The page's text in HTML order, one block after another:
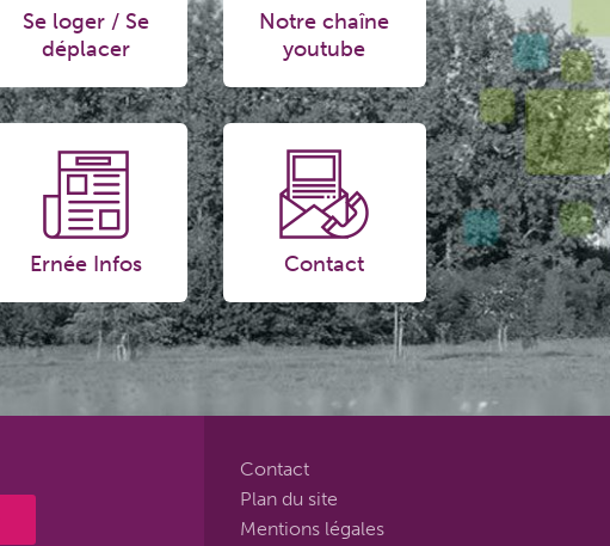
Se loger / Se
déplacer
Notre chaîne
youtube
Ernée Infos Contact
Contact
Plan du site
Mentions légales